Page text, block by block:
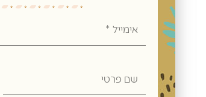
פרטי